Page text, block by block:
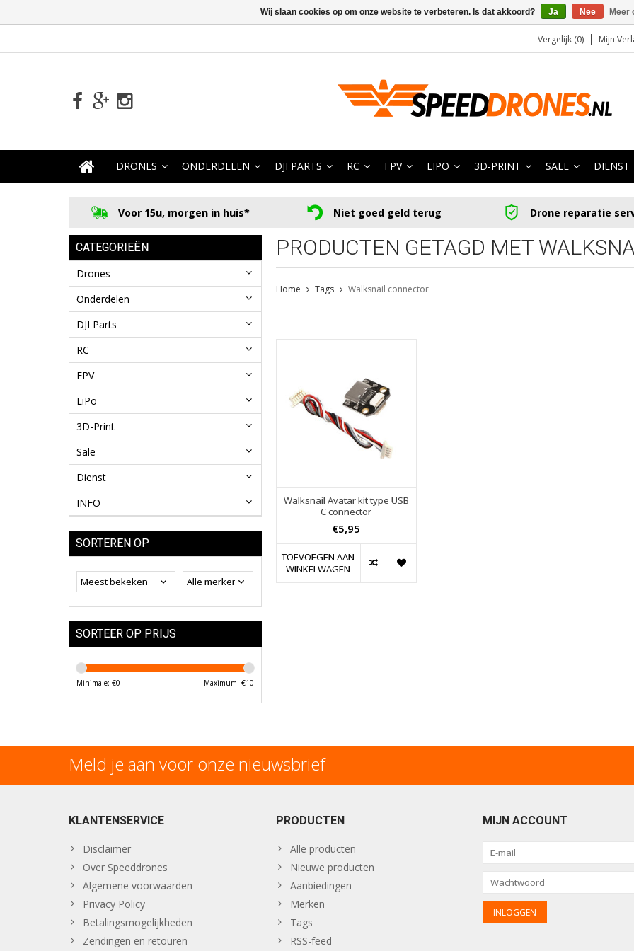
Vergelijk (0) Mijn
DRONES ONDERDELEN DJI PARTS RC FPV LIPO 3D-PRINT SALE DIENST
Voor 15u, morgen in huis* Niet goed geld terug Drone reparatie
CATEGORIEËN
Drones
Onderdelen
DJI Parts
RC
FPV
LiPo
3D-Print
Sale
Dienst
INFO
SORTEREN OP
SORTEER OP PRIJS
Minimale: €0 Maximum: €10
PRODUCTEN GETAGD MET
Home Tags Walksnail connector
Walksnail Avatar kit type USB
C connector
€5,95
TOEVOEGEN AAN
WINKELWAGEN
Meld je aan voor onze nieuwsbrief
KLANTENSERVICE
Disclaimer
Over Speeddrones
Algemene voorwaarden
Privacy Policy
Betalingsmogelijkheden
Zendingen en retouren
PRODUCTEN
Alle producten
Nieuwe producten
Aanbiedingen
Merken
Tags
RSS-feed
MIJN ACCOUNT
Wij slaan cookies op om onze website te verbeteren. Is dat akkoord? Ja Nee Meer